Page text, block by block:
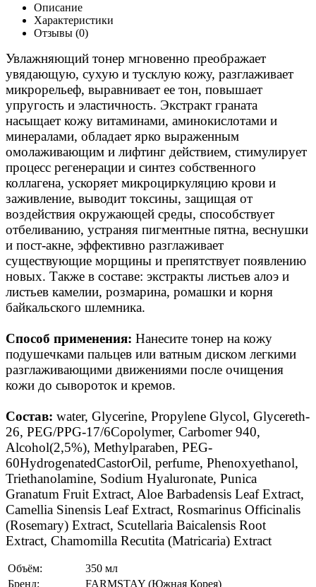
Описание
Характеристики
Отзывы (0)
Увлажняющий тонер мгновенно преображает
увядающую, сухую и тусклую кожу, разглаживает
микрорельеф, выравнивает ее тон, повышает
упругость и эластичность. Экстракт граната
насыщает кожу витаминами, аминокислотами и
минералами, обладает ярко выраженным
омолаживающим и лифтинг действием, стимулирует
процесс регенерации и синтез собственного
коллагена, ускоряет микроциркуляцию крови и
заживление, выводит токсины, защищая от
воздействия окружающей среды, способствует
отбеливанию, устраняя пигментные пятна, веснушки
и пост-акне, эффективно разглаживает
существующие морщины и препятствует появлению
новых. Также в составе: экстракты листьев алоэ и
листьев камелии, розмарина, ромашки и корня
байкальского шлемника.
Способ применения: Нанесите тонер на кожу
подушечками пальцев или ватным диском легкими
разглаживающими движениями после очищения
кожи до сывороток и кремов.
Состав: water, Glycerine, Propylene Glycol, Glycereth-
26, PEG/PPG-17/6Copolymer, Carbomer 940,
Alcohol(2,5%), Methylparaben, PEG-
60HydrogenatedCastorOil, perfume, Phenoxyethanol,
Triethanolamine, Sodium Hyaluronate, Punica
Granatum Fruit Extract, Aloe Barbadensis Leaf Extract,
Camellia Sinensis Leaf Extract, Rosmarinus Officinalis
(Rosemary) Extract, Scutellaria Baicalensis Root
Extract, Chamomilla Recutita (Matricaria) Extract
Объём:
350 мл
Бренд:
FARMSTAY (Южная Корея)